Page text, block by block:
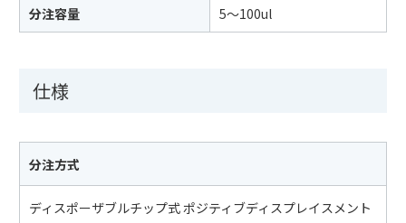
分注容量 5〜100ul
仕様
分注方式
ディスポーザブルチップ式 ポジティブディスプレイスメント